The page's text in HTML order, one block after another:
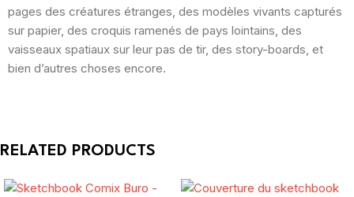
pages des créatures étranges, des modèles vivants capturés
sur papier, des croquis ramenés de pays lointains, des
vaisseaux spatiaux sur leur pas de tir, des story-boards, et
bien d’autres choses encore.
RELATED PRODUCTS